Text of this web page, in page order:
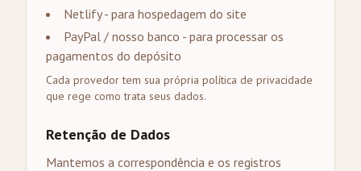
Netlify - para hospedagem do site
PayPal / nosso banco - para processar os
pagamentos do depósito
Cada provedor tem sua própria política de privacidade
que rege como trata seus dados.
Retenção de Dados
Mantemos a correspondência e os registros